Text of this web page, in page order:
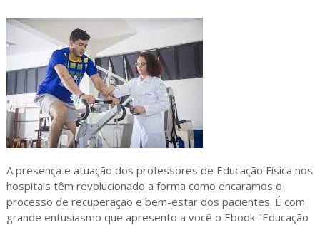
A presença e atuação dos professores de Educação Física nos
hospitais têm revolucionado a forma como encaramos o
processo de recuperação e bem-estar dos pacientes. É com
grande entusiasmo que apresento a você o Ebook "Educação